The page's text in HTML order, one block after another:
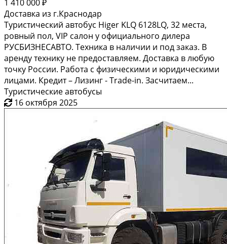
1 410 000 ₽
Доставка из г.Краснодар
Туристический автобус Higer KLQ 6128LQ, 32 места,
ровный пол, VIP салон у официального дилера
РУСБИЗНЕСАВТО. Техника в наличии и под заказ. В
аренду технику не предоставляем. Доставка в любую
точку России. Работа с физическими и юридическими
лицами. Кредит – Лизинг - Trade-in. Засчитаем...
Туристические автобусы
16 октября 2025